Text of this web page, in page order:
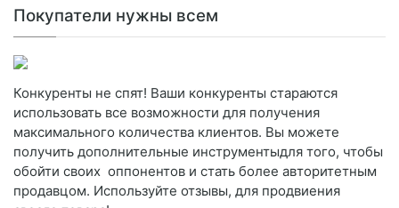
Покупатели нужны всем
Конкуренты не спят! Ваши конкуренты стараются
использовать все возможности для получения
максимального количества клиентов. Вы можете
получить дополнительные инструментыдля того, чтобы
обойти своих оппонентов и стать более авторитетным
продавцом. Используйте отзывы, для продвиения